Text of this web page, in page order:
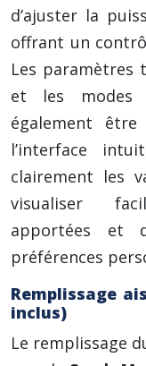
d’ajuster la
offrant un
Les paramètres
et les modes
également
l’interface
clairement les
visualiser
apportées et
préférences
Remplissage
inclus)
Le remplissage